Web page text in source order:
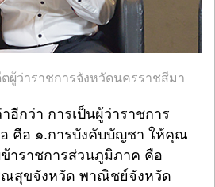
ผู้ว่าราชการจังหวัดนครราชสีมา
าอีกว่า การเป็นผู้ว่าราชการ
คือ ๑.การบังคับบัญชา ให้คุณ
าราชการส่วนภูมิภาค คือ
ณสุขจังหวัด พาณิชย์จังหวัด